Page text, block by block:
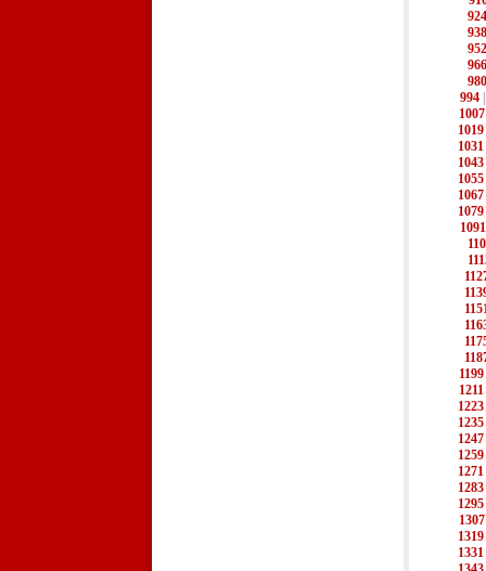
924
938
952
966
980
994
1007
1019
1031
1043
1055
1067
1079
1091
1199
1211
1223
1235
1247
1259
1271
1283
1295
1307
1319
1331